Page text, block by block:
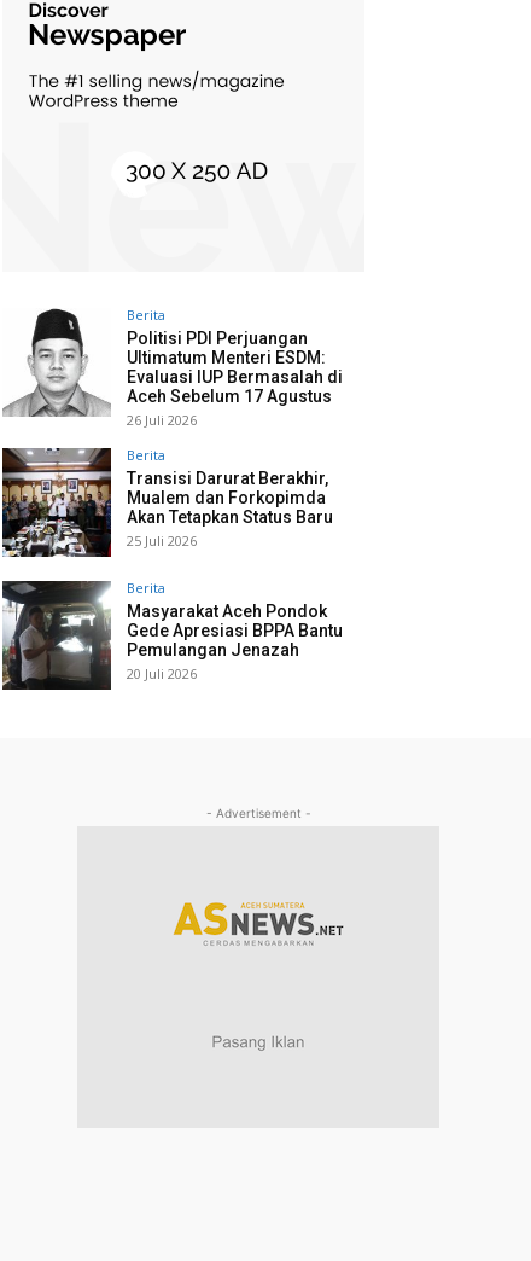
Berita
Politisi PDI Perjuangan
Ultimatum Menteri ESDM:
Evaluasi IUP Bermasalah di
Aceh Sebelum 17 Agustus
26 Juli 2026
Berita
Transisi Darurat Berakhir,
Mualem dan Forkopimda
Akan Tetapkan Status Baru
25 Juli 2026
Berita
Masyarakat Aceh Pondok
Gede Apresiasi BPPA Bantu
Pemulangan Jenazah
20 Juli 2026
- Advertisement -